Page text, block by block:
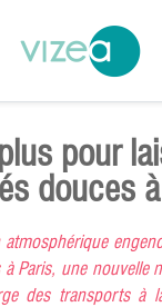
pour
douces
Paris, une nouvelle
des transports à